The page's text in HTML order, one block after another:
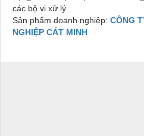
các bộ vi xử lý
Sản phẩm doanh nghiệp: CÔNG
NGHIỆP CÁT MINH